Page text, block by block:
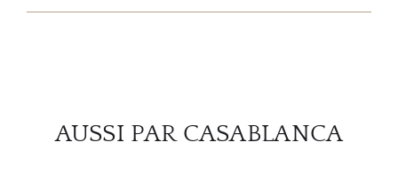
AUSSI PAR CASABLANCA